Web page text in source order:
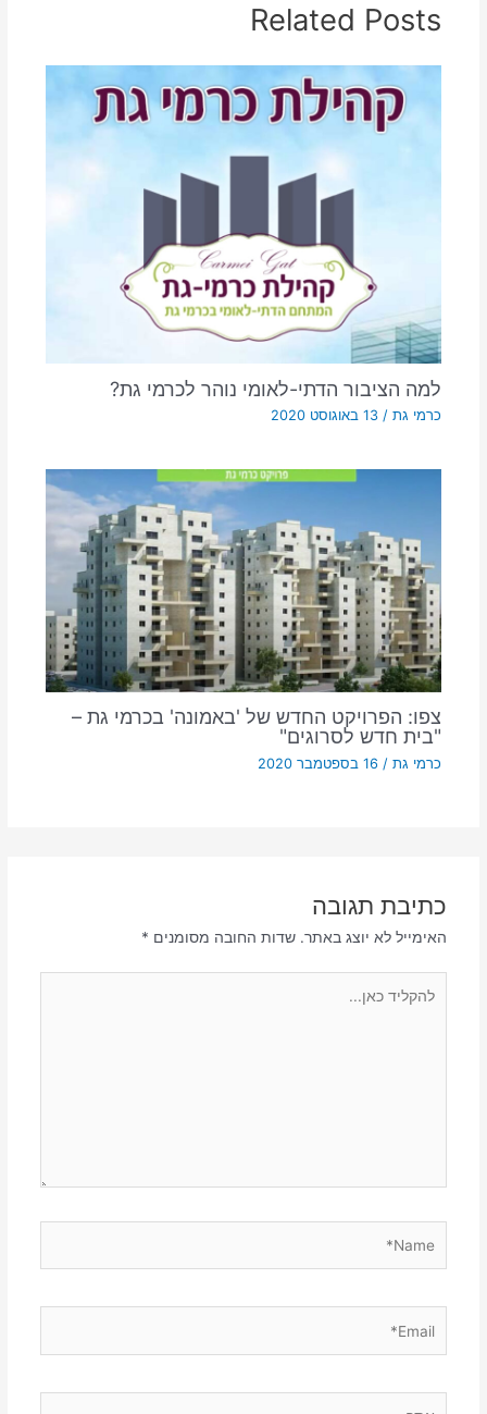
Related Posts
למה הציבור הדתי-לאומי נוהר לכרמי גת?
כרמי גת/ 13 באוגוסט 2020
צפו: הפרויקט החדש של 'באמונה' בכרמי גת –
"בית חדש לסרוגים"
כרמי גת/ 16 בספטמבר 2020
כתיבת תגובה
האימייל לא יוצג באתר. שדות החובה מסומנים *
כאן...